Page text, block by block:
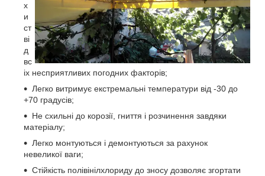
х
и
ст
ві
д
вс
іх несприятливих погодних факторів;
Легко витримує екстремальні температури від -30 до
+70 градусів;
Не схильні до корозії, гниття і розчинення завдяки
матеріалу;
Легко монтуються і демонтуються за рахунок
невеликої ваги;
Стійкість полівінілхлориду до зносу дозволяє згортати